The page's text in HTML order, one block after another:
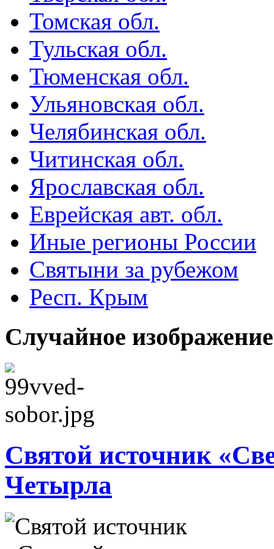
Томская обл.
Тульская обл.
Тюменская обл.
Ульяновская обл.
Челябинская обл.
Читинская обл.
Ярославская обл.
Еврейская авт. обл.
Иные регионы России
Святыни за рубежом
Респ. Крым
Случайное изображение
Святой источник
Четырла